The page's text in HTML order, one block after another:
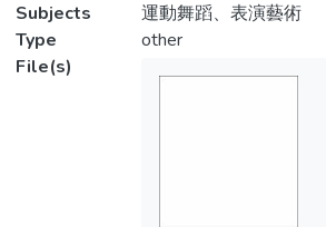
Subjects
運動舞蹈、表演藝術
Type
other
File(s)